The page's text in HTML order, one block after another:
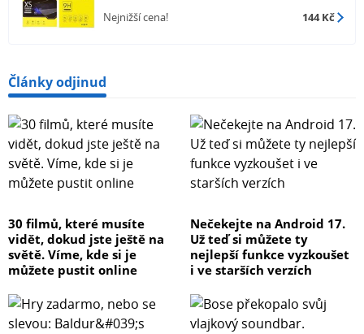
Nejnižší cena! 144 Kč
Články odjinud
30 filmů, které musíte
vidět, dokud jste ještě na
světě. Víme, kde si je
můžete pustit online
Nečekejte na Android 17.
Už teď si můžete ty
nejlepší funkce vyzkoušet
i ve starších verzích